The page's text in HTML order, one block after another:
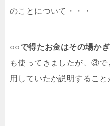
のことについて・・・
○○で得たお金はその場かぎ
も使ってきましたが、③で
用していたか説明すること